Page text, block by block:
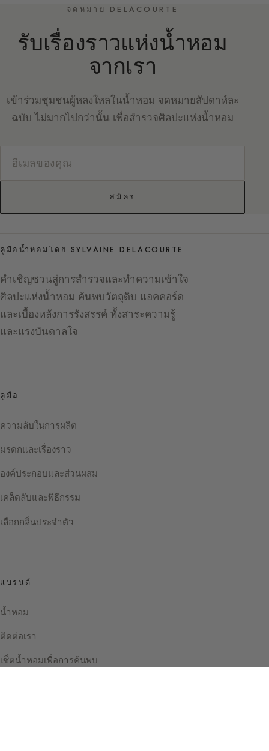
จดหมาย DELACOURTE
รับเรื่องราวแห่งน้ำหอม
จากเรา
เข้าร่วมชุมชนผู้หลงใหลในน้ำหอม จดหมายสัปดาห์ละ
ฉบับ ไม่มากไปกว่านั้น เพื่อสำรวจศิลปะแห่งน้ำหอม
สมัคร
คู่มือน้ำหอมโดย SYLVAINE DELACOURTE
คำเชิญชวนสู่การสำรวจและทำความเข้าใจ
ศิลปะแห่งน้ำหอม ค้นพบวัตถุดิบ แอคคอร์ด
และเบื้องหลังการรังสรรค์ ทั้งสาระความรู้
และแรงบันดาลใจ
คู่มือ
ความลับในการผลิต
มรดกและเรื่องราว
องค์ประกอบและส่วนผสม
เคล็ดลับและพิธีกรรม
เลือกกลิ่นประจำตัว
แบรนด์
น้ำหอม
ติดต่อเรา
เซ็ตน้ำหอมเพื่อการค้นพบ